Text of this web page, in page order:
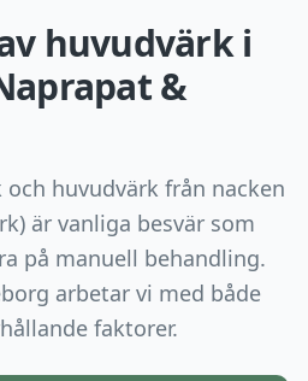
huvudvärk i
&
huvudvärk från nacken
är vanliga besvär som
på manuell behandling.
arbetar vi med både
faktorer.